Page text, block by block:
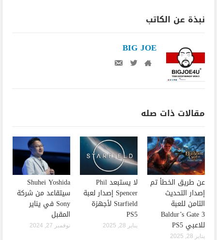
نبذة عن الكاتب
BIG JOE
مقالات ذات صله
عن طريق الخطأ تم
إصدار التحديث
الثامن للعبة
Baldur’s Gate 3
للاعبي PS5
يناير 28, 2025
لا يستبعد Phil
Spencer إصدار لعبة
Starfield لأجهزة
PS5
يناير 28, 2025
Shuhei Yoshida
سيتقاعد من شركة
Sony في يناير
المقبل
نوفمبر 27, 2024